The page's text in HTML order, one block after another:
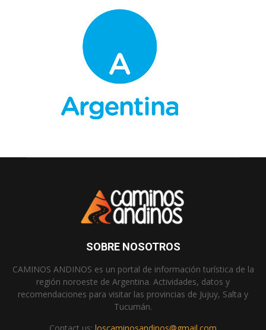
SOBRE NOSOTROS
CAMINOS ANDINOS es un portal de información turística de la
región noroeste de Argentina. Actividades, datos y
recomendaciones para visitar las provincias de Jujuy, Salta y
Tucumán.